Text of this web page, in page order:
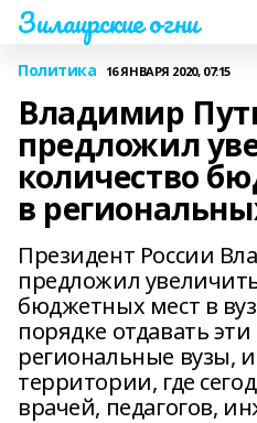
Зилаирские огни
Политика 16 ЯНВАРЯ 2020, 07:15
Владимир
предложил
количество
в
Президент России
предложил
бюджетных мест в
порядке отдавать
региональные вузы,
территории, где
врачей, педагогов,